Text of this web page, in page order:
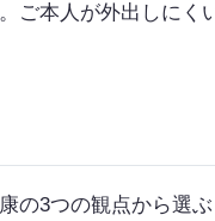
ご本人が外出しにく
の3つの観点から選